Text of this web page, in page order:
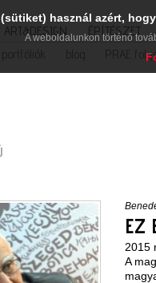
ART&DESIGN ÉPÍTÉSZET
portfóliók
PRAE
EZ
2015
A
használ azért,
A weboldalunkon történő